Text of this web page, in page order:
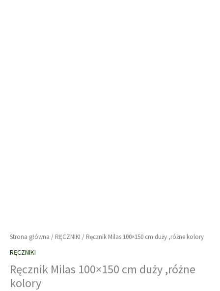
Strona główna / RĘCZNIKI / Ręcznik Milas 100×150 cm duży ,różne kolory
RĘCZNIKI
Ręcznik Milas 100×150 cm duży ,różne
kolory